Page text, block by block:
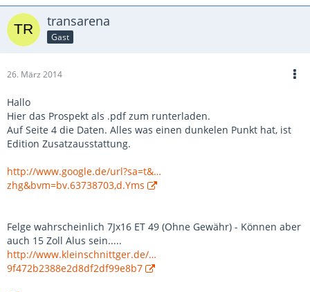
transarena
Gast
26. März 2014
Hallo
Hier das Prospekt als .pdf zum runterladen.
Auf Seite 4 die Daten. Alles was einen dunkelen Punkt hat, ist
Edition Zusatzausstattung.
http://www.google.de/url?sa=t&…
zhg&bvm=bv.63738703,d.Yms
Felge wahrscheinlich 7Jx16 ET 49 (Ohne Gewähr) - Können aber
auch 15 Zoll Alus sein.....
http://www.kleinschnittger.de/…
9f472b2388e2d8df2df99e8b7